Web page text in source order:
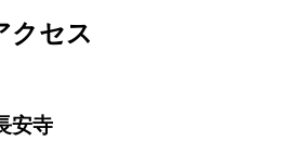
クセス
安寺